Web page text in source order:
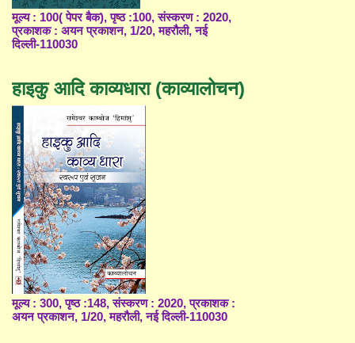
मूल्य : 100( पेपर बैक), पृष्ठ :100, संस्करण : 2020,
प्रकाशक : अयन प्रकाशन, 1/20, महरौली, नई
दिल्ली-110030
हाइकु आदि काव्यधारा (काव्यालोचन)
मूल्य : 300, पृष्ठ :148, संस्करण : 2020, प्रकाशक :
अयन प्रकाशन, 1/20, महरौली, नई दिल्ली-110030